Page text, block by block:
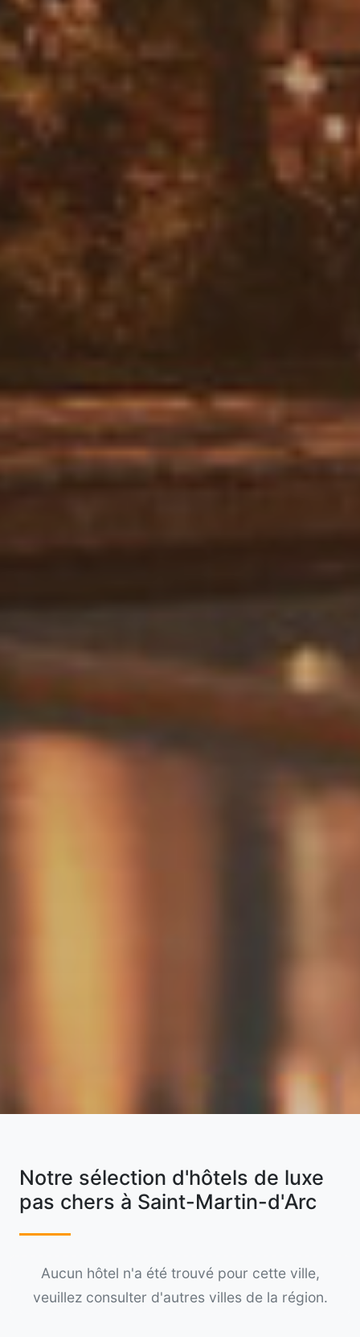
Notre sélection d'hôtels de luxe
pas chers à Saint-Martin-d'Arc
Aucun hôtel n'a été trouvé pour cette ville,
veuillez consulter d'autres villes de la région.